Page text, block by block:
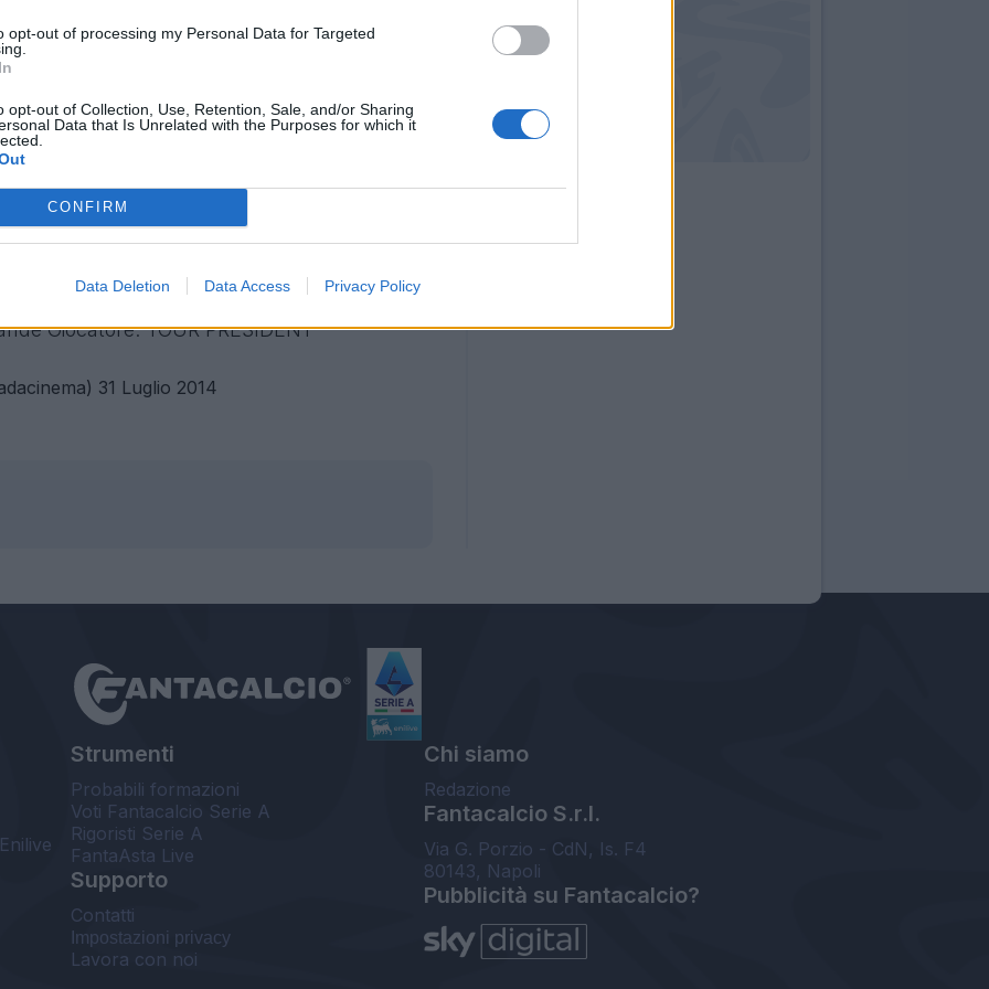
opt-out of processing my Personal Data for Targeted
opt-out of Collection, Use, Retention, Sale, and/or Sharing
Data that Is Unrelated with the Purposes for which it
CONFIRM
Data Deletion Data Access Privacy Policy
sabato sera allo stadio Ferraris in
Francoforte.
Distinti Con Stile SAMP.E Grande
Giocatore. YOUR PRESIDENT
31 Luglio 2014
Strumenti
Probabili formazioni
Voti Fantacalcio Serie A
Rigoristi Serie A
FantaAsta Live
Supporto
Contatti
Impostazioni privacy
Lavora con noi
Chi siamo
Redazione
Fantacalcio S.r.l.
Via G. Porzio - CdN, Is. F4
80143, Napoli
Pubblicità su Fantacalcio?